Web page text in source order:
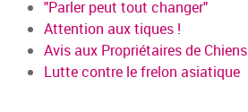
"Parler peut tout changer"
Attention aux tiques !
Avis aux Propriétaires de Chiens
Lutte contre le frelon asiatique